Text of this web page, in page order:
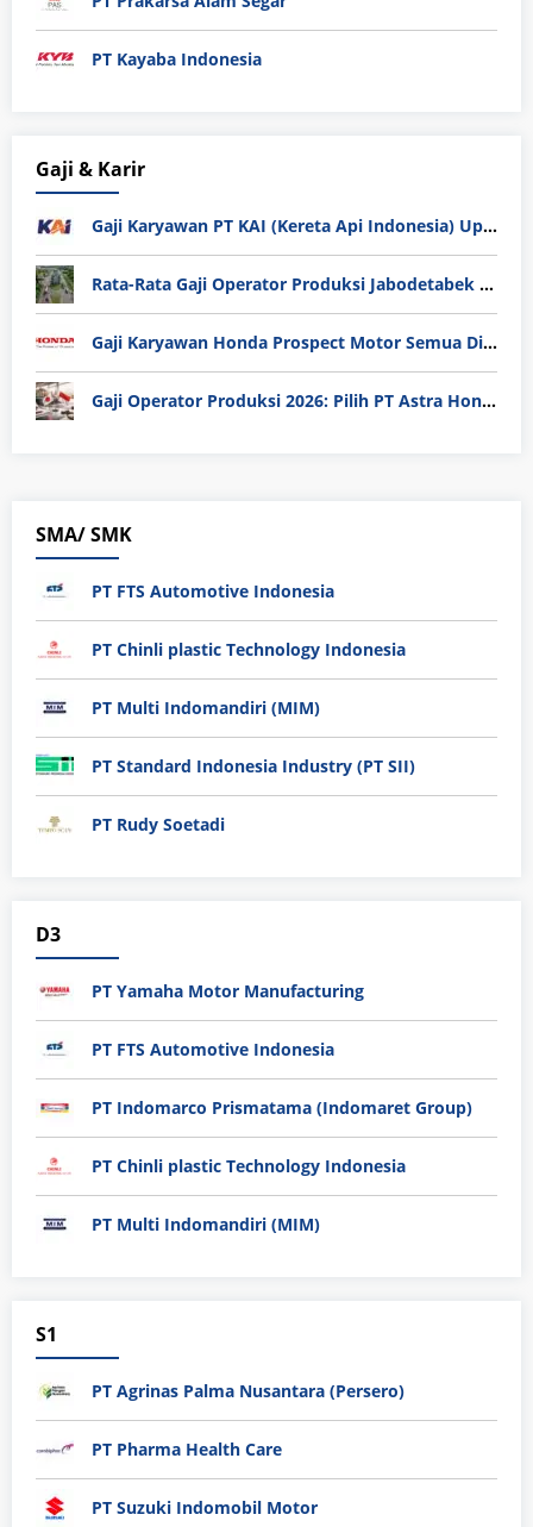
PT Kayaba Indonesia
Gaji & Karir
Gaji Karyawan PT KAI (Kereta Api Indonesia) Update 2025
Rata-Rata Gaji Operator Produksi Jabodetabek 2025: Bedah Tuntas UMK, Lemburan, dan Realita Hidup Buruh
Gaji Karyawan Honda Prospect Motor Semua Divisi
Gaji Operator Produksi 2026: Pilih PT Astra Honda Motor (AHM) atau Manufaktur di Jepang?
SMA/ SMK
PT FTS Automotive Indonesia
PT Chinli plastic Technology Indonesia
PT Multi Indomandiri (MIM)
PT Standard Indonesia Industry (PT SII)
PT Rudy Soetadi
D3
PT Yamaha Motor Manufacturing
PT FTS Automotive Indonesia
PT Indomarco Prismatama (Indomaret Group)
PT Chinli plastic Technology Indonesia
PT Multi Indomandiri (MIM)
S1
PT Agrinas Palma Nusantara (Persero)
PT Pharma Health Care
PT Suzuki Indomobil Motor